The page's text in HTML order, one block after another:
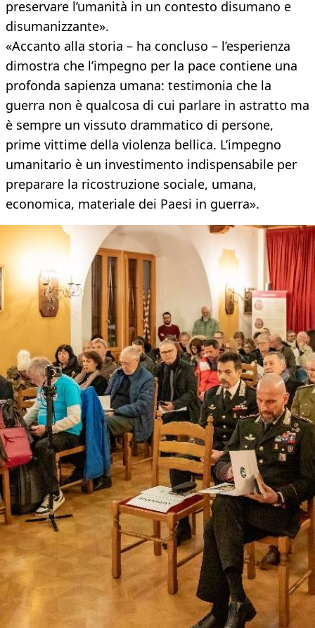
preservare l’umanità in un contesto disumano e
disumanizzante».
«Accanto alla storia – ha concluso – l’esperienza
dimostra che l’impegno per la pace contiene una
profonda sapienza umana: testimonia che la
guerra non è qualcosa di cui parlare in astratto ma
è sempre un vissuto drammatico di persone,
prime vittime della violenza bellica. L’impegno
umanitario è un investimento indispensabile per
preparare la ricostruzione sociale, umana,
economica, materiale dei Paesi in guerra».